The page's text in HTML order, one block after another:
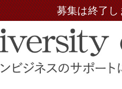
募集は終了